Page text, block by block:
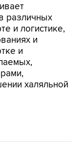
различных
и логистике,
и
и
халяльной